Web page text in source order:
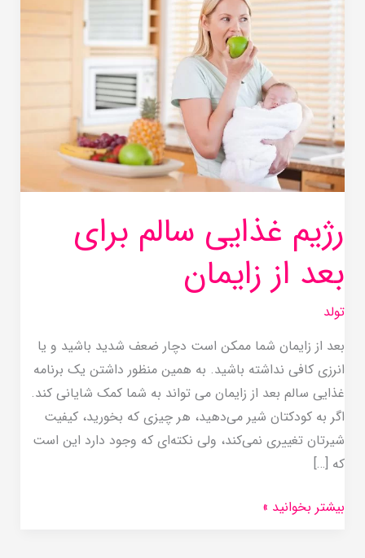
رژیم غذایی سالم برای
بعد از زایمان
تولد
بعد از زایمان شما ممکن است دچار ضعف شدید باشید و یا
انرزی کافی نداشته باشید. به همین منظور داشتن یک برنامه
غذایی سالم بعد از زایمان می تواند به شما کمک شایانی کند.
اگر به کودکتان شیر می‌دهید، هر چیزی که بخورید، کیفیت
شیرتان تغییری نمی‌کند، ولی نکته‌ای که وجود دارد این است
که […]
غذایی
سالم
برای
بعد
از
زایمان
بیشتر بخوانید »